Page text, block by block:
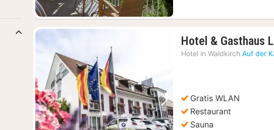
Vorheriges Bild Nächstes Bild
Hotel & Gasthaus
Hotel in Waldkirch Auf der
Gratis WLAN
Restaurant
Sauna